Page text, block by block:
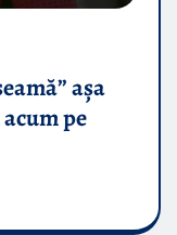
așa
pe